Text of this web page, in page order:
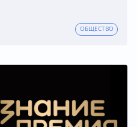
ОБЩЕСТВО